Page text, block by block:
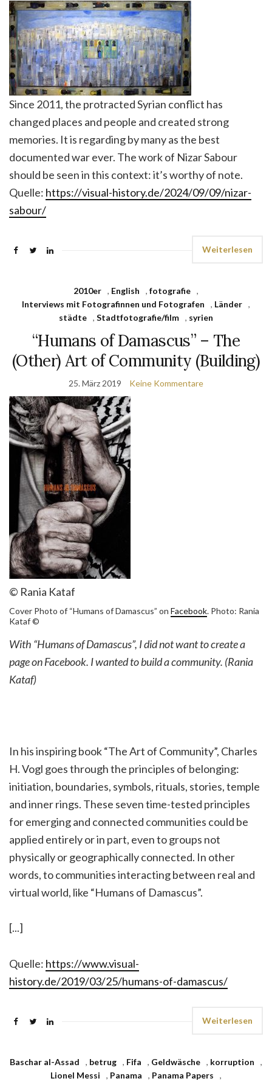
Since 2011, the protracted Syrian conflict has
changed places and people and created strong
memories. It is regarding by many as the best
documented war ever. The work of Nizar Sabour
should be seen in this context: it’s worthy of note.
Quelle: https://visual-history.de/2024/09/09/nizar-
sabour/
Weiterlesen
2010er , English , fotografie ,
Interviews mit Fotografinnen und Fotografen
, Länder ,
städte , Stadtfotografie/film , syrien
“Humans of Damascus” – The
(Other) Art of Community (Building)
25. März 2019 Keine Kommentare
© Rania Kataf
Cover Photo of “Humans of Damascus” on Facebook. Photo: Rania
Kataf ©
With “Humans of Damascus”, I did not want to create a
page on Facebook. I wanted to build a community. (Rania
Kataf)
In his inspiring book “The Art of Community”, Charles
H. Vogl goes through the principles of belonging:
initiation, boundaries, symbols, rituals, stories, temple
and inner rings. These seven time-tested principles
for emerging and connected communities could be
applied entirely or in part, even to groups not
physically or geographically connected. In other
words, to communities interacting between real and
virtual world, like “Humans of Damascus”.
[...]
Quelle: https://www.visual-
history.de/2019/03/25/humans-of-damascus/
Weiterlesen
Baschar al-Assad , betrug , Fifa , Geldwäsche , korruption
,
Lionel Messi
, Panama , Panama Papers
,